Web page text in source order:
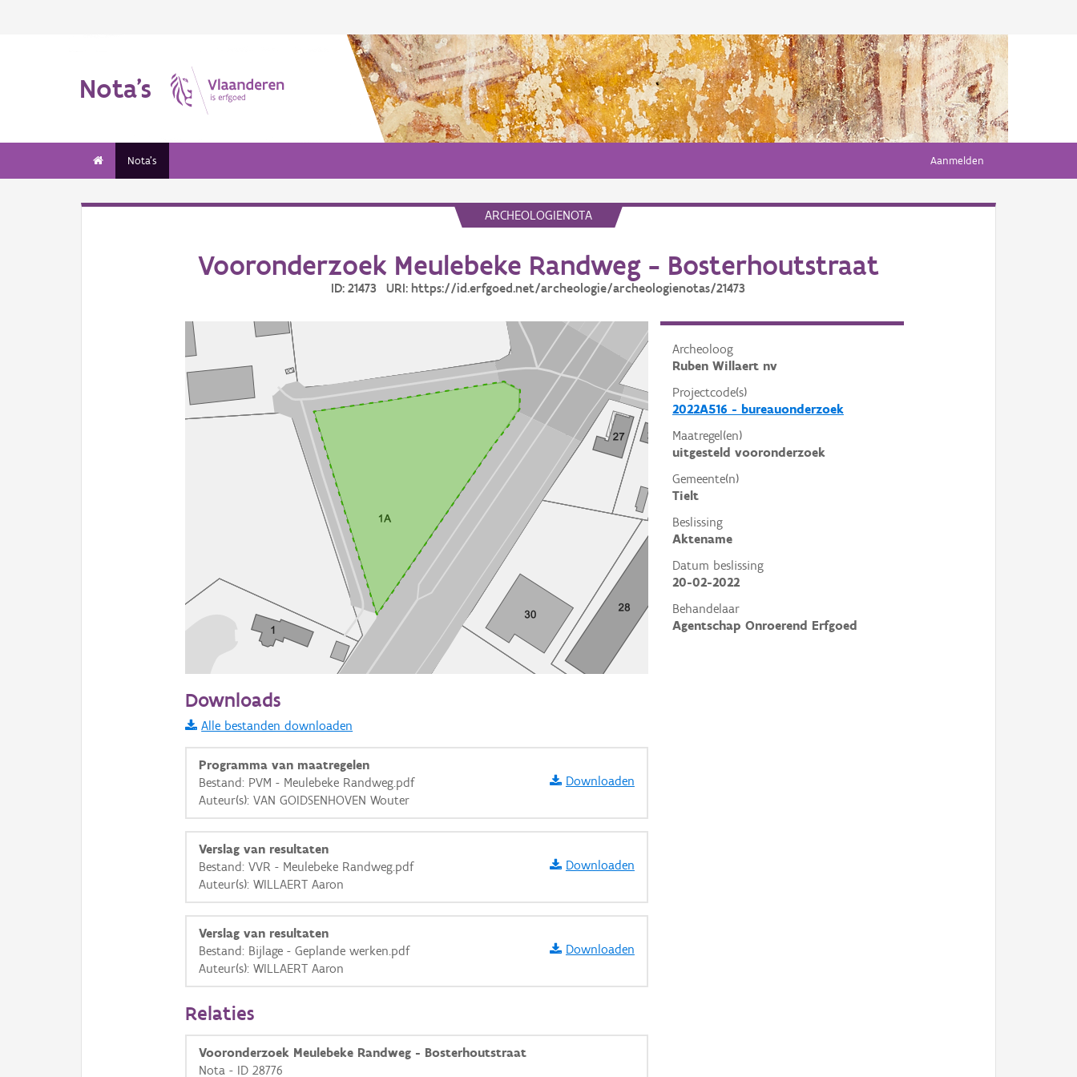
Nota's
Nota's Aanmelden
ARCHEOLOGIENOTA
Vooronderzoek Meulebeke Randweg - Bosterhoutstraat
ID: 21473 URI: https://id.erfgoed.net/archeologie/archeologienotas/21473
Archeoloog
Ruben Willaert nv
Projectcode(s)
2022A516 - bureauonderzoek
Maatregel(en)
uitgesteld vooronderzoek
Gemeente(n)
Tielt
Beslissing
Aktename
Datum beslissing
20-02-2022
Behandelaar
Agentschap Onroerend Erfgoed
Informatie Vlaanderen
i
+ −
OSM-Basiskaart
Ortho
GRB-Basiskaart
GRB-Basiskaart in grijswaarden
Downloads
Alle bestanden downloaden
Programma van maatregelen
Bestand: PVM - Meulebeke Randweg.pdf
Auteur(s): VAN GOIDSENHOVEN Wouter
Downloaden
Verslag van resultaten
Bestand: VVR - Meulebeke Randweg.pdf
Auteur(s): WILLAERT Aaron
Downloaden
Verslag van resultaten
Bestand: Bijlage - Geplande werken.pdf
Auteur(s): WILLAERT Aaron
Downloaden
Relaties
Vooronderzoek Meulebeke Randweg - Bosterhoutstraat
Nota - ID 28776